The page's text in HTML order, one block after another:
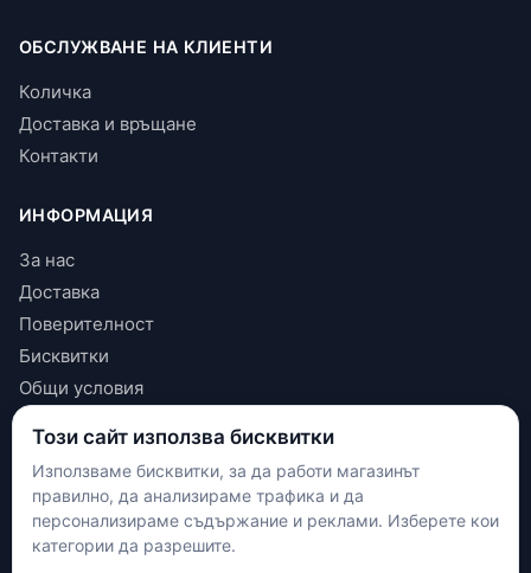
ОБСЛУЖВАНЕ НА КЛИЕНТИ
Количка
Доставка и връщане
Контакти
ИНФОРМАЦИЯ
За нас
Доставка
Поверителност
Бисквитки
Общи условия
КОНТАКТИ
+(359) 898 719431
contact.maxshop.bg@gmail.com
улица Панайот Волов 42, Шумен
Този сайт използва бисквитки
Използваме бисквитки, за да работи магазинът
правилно, да анализираме трафика и да
персонализираме съдържание и реклами. Изберете кои
категории да разрешите.